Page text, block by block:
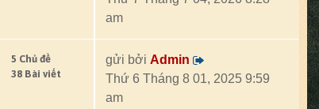
am
5 Chủ đề
38 Bài viết
gửi bởi Admin
Thứ 6 Tháng 8 01, 2025 9:59
am